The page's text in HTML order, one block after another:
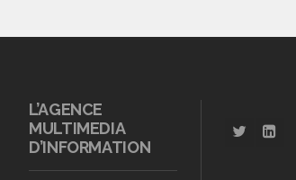
L’AGENCE
MULTIMEDIA
D’INFORMATION